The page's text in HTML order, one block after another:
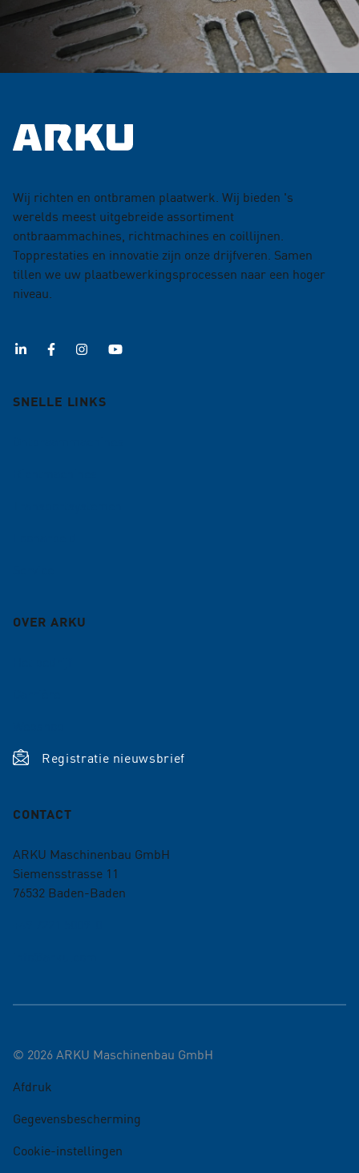
Wij richten en ontbramen plaatwerk. Wij bieden 's
werelds meest uitgebreide assortiment
ontbraammachines, richtmachines en coillijnen.
Topprestaties en innovatie zijn onze drijfveren. Samen
tillen we uw plaatbewerkingsprocessen naar een hoger
niveau.
SNELLE LINKS
OVER ARKU
Registratie nieuwsbrief
CONTACT
ARKU Maschinenbau GmbH
Siemensstrasse 11
76532 Baden-Baden
© 2026ARKU Maschinenbau GmbH
Afdruk
Gegevensbescherming
Cookie-instellingen